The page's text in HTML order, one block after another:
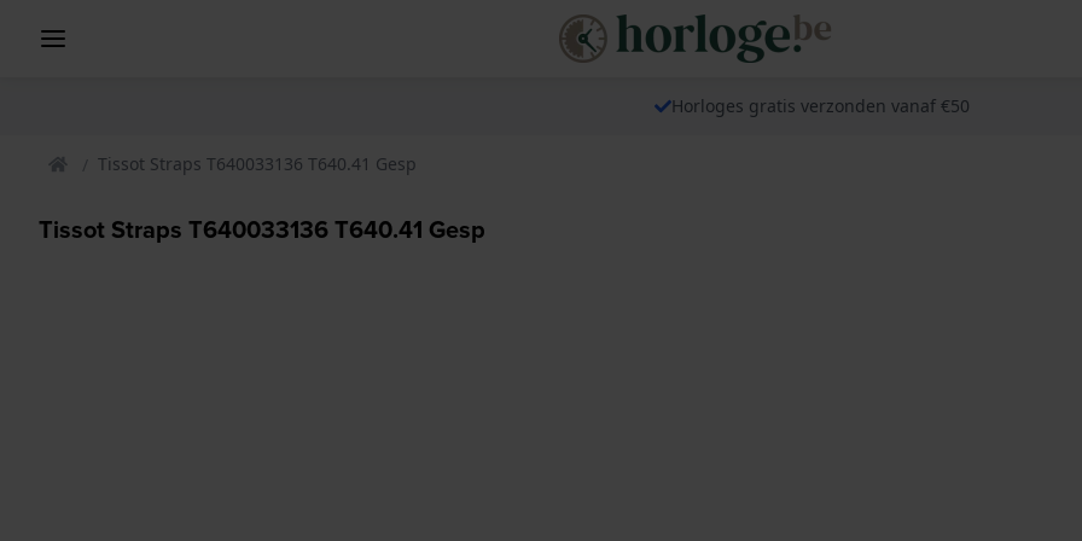
Horloges gratis verzonden vanaf €50
Tissot Straps T640033136 T640.41 Gesp
Tissot Straps T640033136 T640.41 Gesp